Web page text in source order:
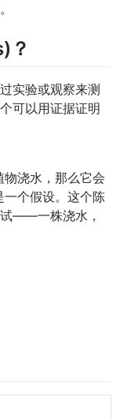
？
实验或观察来测
可以用证据证明
物浇水，那么它会
一个假设。这个陈
——一株浇水，